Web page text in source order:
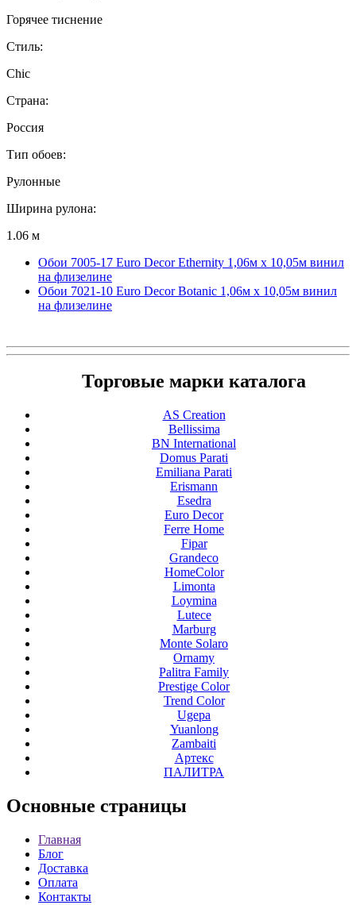
Горячее тиснение
Стиль:
Chic
Страна:
Россия
Тип обоев:
Рулонные
Ширина рулона:
1.06 м
Обои 7005-17 Euro Decor Ethernity 1,06м х 10,05м винил
на флизелине
Обои 7021-10 Euro Decor Botanic 1,06м х 10,05м винил
на флизелине
Торговые марки каталога
AS Creation
Bellissima
BN International
Domus Parati
Emiliana Parati
Erismann
Esedra
Euro Decor
Ferre Home
Fipar
Grandeco
HomeColor
Limonta
Loymina
Lutece
Marburg
Monte Solaro
Ornamy
Palitra Family
Prestige Color
Trend Color
Ugepa
Yuanlong
Zambaiti
Артекс
ПАЛИТРА
Основные страницы
Главная
Блог
Доставка
Оплата
Контакты